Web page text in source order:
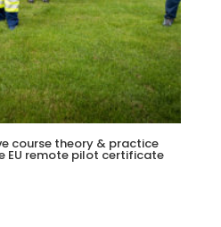
course theory & practice
EU remote pilot certificate